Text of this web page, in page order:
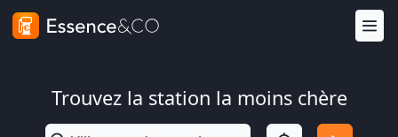
Trouvez la station la moins chère